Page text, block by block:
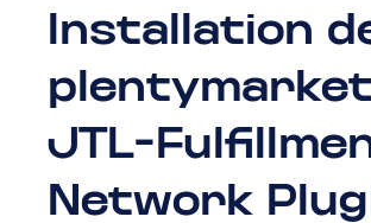
Installation
JTL-
Network